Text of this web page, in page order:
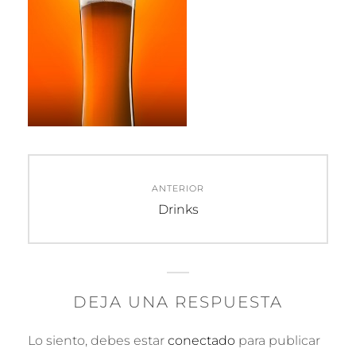
entradas
ANTERIOR
Entrada
Drinks
DEJA UNA RESPUESTA
Lo siento, debes estar conectado para publicar